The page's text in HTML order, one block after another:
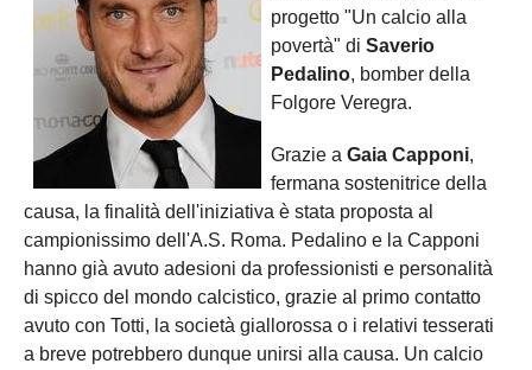
progetto "Un calcio alla
povertà" di Saverio
Pedalino, bomber della
Folgore Veregra.
Grazie a Gaia Capponi,
fermana sostenitrice della
causa, la finalità dell'iniziativa è stata proposta al
campionissimo dell'A.S. Roma. Pedalino e la Capponi
hanno già avuto adesioni da professionisti e personalità
di spicco del mondo calcistico, grazie al primo contatto
avuto con Totti, la società giallorossa o i relativi tesserati
a breve potrebbero dunque unirsi alla causa. Un calcio